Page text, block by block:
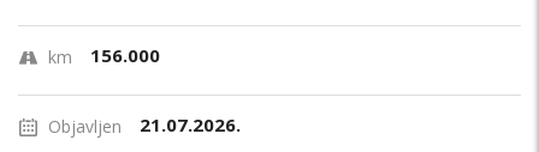
km 156.000
Objavljen 21.07.2026.